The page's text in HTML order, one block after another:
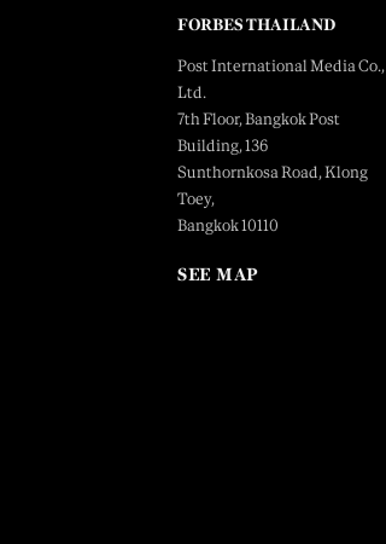
FORBES THAILAND
Post International Media Co.,
Ltd.
7th Floor, Bangkok Post
Building, 136
Sunthornkosa Road, Klong
Toey,
Bangkok 10110
SEE MAP